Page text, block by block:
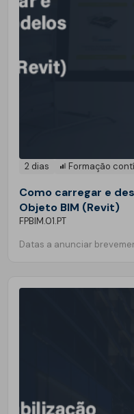
2 dias Formação
Como carregar e
Objeto BIM (Revit)
FPBIM.01.PT
Datas a anunciar